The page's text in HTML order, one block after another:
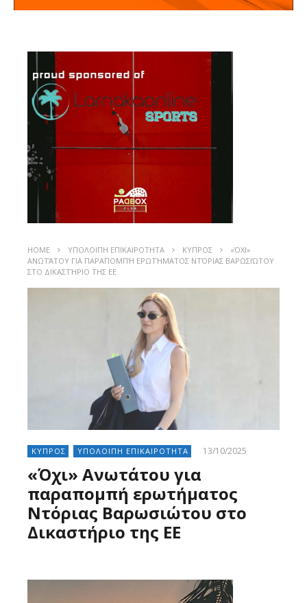
HOME ΥΠΟΛΟΙΠΗ ΕΠΙΚΑΙΡΟΤΗΤΑ ΚΥΠΡΟΣ
«ΌΧΙ»
ΑΝΩΤΆΤΟΥ ΓΙΑ ΠΑΡΑΠΟΜΠΉ ΕΡΩΤΉΜΑΤΟΣ ΝΤΌΡΙΑΣ ΒΑΡΩΣΙΏΤΟΥ
ΣΤΟ ΔΙΚΑΣΤΉΡΙΟ ΤΗΣ ΕΕ
ΚΥΠΡΟΣ ΥΠΟΛΟΙΠΗ ΕΠΙΚΑΙΡΟΤΗΤΑ 13/10/2025
«Όχι» Ανωτάτου για
παραπομπή ερωτήματος
Ντόριας Βαρωσιώτου στο
Δικαστήριο της ΕΕ